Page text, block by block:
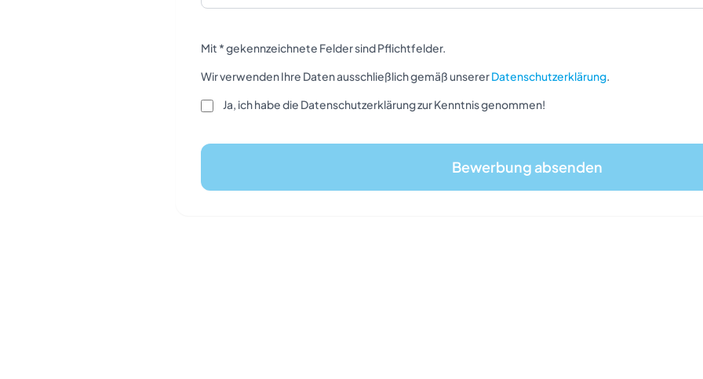
Mit * gekennzeichnete Felder sind Pflichtfelder.
Wir verwenden Ihre Daten ausschließlich gemäß unsererDatenschutzerklärung.
Ja, ich habe die Datenschutzerklärung zur Kenntnis genommen!
Bewerbung absenden